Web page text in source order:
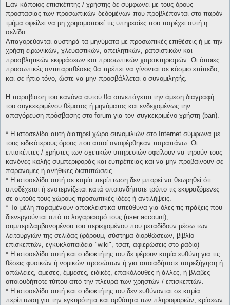
Εάν κάποιος επισκέπτης / χρήστης δε συμφωνεί με τους όρους
προστασίας των προσωπικών δεδομένων που προβλέπονται στο παρόν
τμήμα οφείλει να μη χρησιμοποιεί τις υπηρεσίες που παρέχει αυτή η
σελίδα.
Απαγορεύονται αυστηρά τα μηνύματα με προσωπικές επιθέσεις ή με την
χρήση ειρωνικών, χλευαστικών, απειλητικών, ρατσιστικών και
προσβλητικών εκφράσεων και προσωπικών χαρακτηρισμών. Οι όποιες
προσωπικές αντιπαραθέσεις θα πρέπει να γίνονται σε κόσμιο επίπεδο,
και σε ήπιο τόνο, ώστε να μην προσβάλλεται ο συνομιλητής.
Η παραβίαση του κανόνα αυτού θα συνεπάγεται την άμεση διαγραφή
του συγκεκριμένου θέματος ή μηνύματος και ενδεχομένως την
απαγόρευση πρόσβασης στο forum για τον συγκεκριμένο χρήστη (ban).
* H ιστοσελίδα αυτή διατηρεί χώρο συνομιλιών στο Internet σύμφωνα με
τους ειδικότερους όρους που αυτοί αναφέρθηκαν παραπάνω. Οι
επισκέπτες / χρήστες των σχετικών υπηρεσιών οφείλουν να τηρούν τους
κανόνες καλής συμπεριφοράς και ευπρέπειας και να μην προβαίνουν σε
παράνομες ή ανήθικες διατυπώσεις.
* H ιστοσελίδα αυτή σε καμία περίπτωση δεν μπορεί να θεωρηθεί ότι
αποδέχεται ή ενστερνίζεται κατά οποιονδήποτε τρόπο τις εκφραζόμενες
σε αυτούς τους χώρους προσωπικές ιδέες ή αντιλήψεις.
* Τα μέλη παραμένουν αποκλειστικά υπεύθυνα για όλες τις πράξεις που
διενεργούνται από το λογαριασμό τους (user account),
συμπεριλαμβανομένου του περιεχομένου που μεταδίδουν μέσω των
λειτουργιών της σελίδας (φόρουμ, σύστημα διορθώσεων, βιβλίο
επισκεπτών, εγκυκλοπαίδεια "wiki", τσατ, αφιερώσεις στο ράδιο)
* H ιστοσελίδα αυτή και ο ιδιοκτήτης του δε φέρουν καμία ευθύνη για τις
θέσεις φυσικών ή νομικών προσώπων ή για οποιαδήποτε παρεξήγηση ή
απώλειες, άμεσες, έμμεσες, ειδικές, επακόλουθες ή άλλες, ή βλάβες
οποιουδήποτε τύπου από την πλευρά των χρηστών / επισκεπτών.
* H ιστοσελίδα αυτή και ο ιδιοκτήτης του δεν ευθύνονται σε καμία
περίπτωση για την εγκυρότητα και ορθότητα των πληροφοριών, κρίσεων